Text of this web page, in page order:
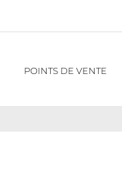
POINTS DE VENTE